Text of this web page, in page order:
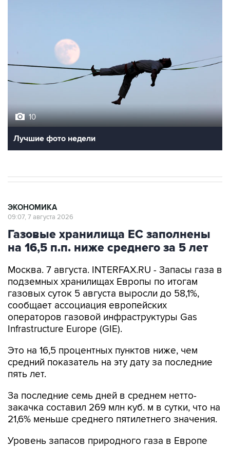
10
Лучшие фото недели
ЭКОНОМИКА
09:07, 7 августа 2026
Газовые хранилища ЕС заполнены
на 16,5 п.п. ниже среднего за 5 лет
Москва. 7 августа. INTERFAX.RU - Запасы газа в
подземных хранилищах Европы по итогам
газовых суток 5 августа выросли до 58,1%,
сообщает ассоциация европейских
операторов газовой инфраструктуры Gas
Infrastructure Europe (GIE).
Это на 16,5 процентных пунктов ниже, чем
средний показатель на эту дату за последние
пять лет.
За последние семь дней в среднем нетто-
закачка составил 269 млн куб. м в сутки, что на
21,6% меньше среднего пятилетнего значения.
Уровень запасов природного газа в Европе